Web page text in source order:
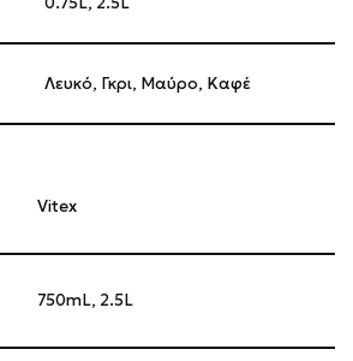
Λευκό, Γκρι, Μαύρο, Καφέ
Vitex
750mL, 2.5L